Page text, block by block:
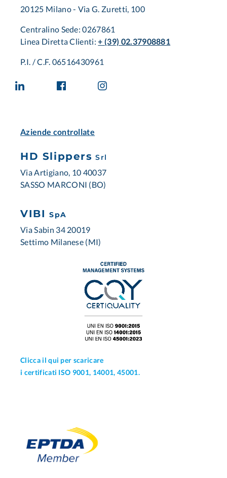
20125 Milano - Via G. Zuretti, 100
Centralino Sede: 0267861
Linea Diretta Clienti:+ (39) 02.37908881
P.I. / C.F. 06516430961
Aziende controllate
HD Slippers Srl
Via Artigiano, 10 40037
SASSO MARCONI (BO)
VIBI SpA
Via Sabin 34 20019
Settimo Milanese (MI)
Clicca il qui per scaricare
i certificati ISO 9001, 14001, 45001.